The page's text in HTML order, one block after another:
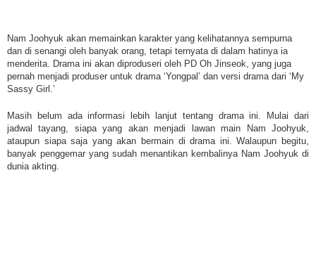
Nam Joohyuk akan memainkan karakter yang kelihatannya sempurna
dan di senangi oleh banyak orang, tetapi ternyata di dalam hatinya ia
menderita. Drama ini akan diproduseri oleh PD Oh Jinseok, yang juga
pernah menjadi produser untuk drama ‘Yongpal’ dan versi drama dari ‘My
Sassy Girl.’
Masih belum ada informasi lebih lanjut tentang drama ini. Mulai dari
jadwal tayang, siapa yang akan menjadi lawan main Nam Joohyuk,
ataupun siapa saja yang akan bermain di drama ini. Walaupun begitu,
banyak penggemar yang sudah menantikan kembalinya Nam Joohyuk di
dunia akting.